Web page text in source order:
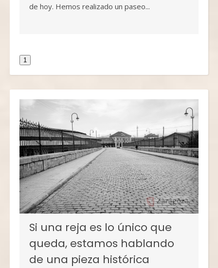
de hoy. Hemos realizado un paseo...
1
Si una reja es lo único que
queda, estamos hablando
de una pieza histórica